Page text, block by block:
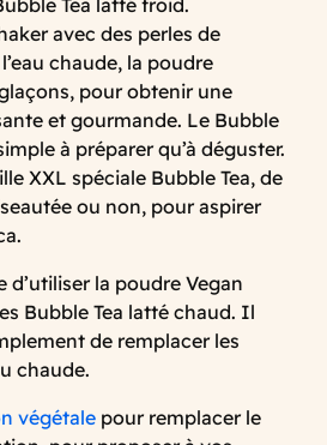
Tea latté froid.
avec des perles de
chaude, la poudre
pour obtenir une
et gourmande. Le Bubble
à préparer qu’à déguster.
XXL spéciale Bubble Tea, de
ou non, pour aspirer
d’utiliser la poudre Vegan
Bubble Tea latté chaud. Il
de remplacer les
chaude.
végétale pour remplacer le